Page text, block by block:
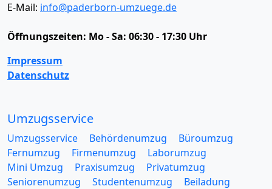
E-Mail: info@paderborn-umzuege.de
Öffnungszeiten: Mo - Sa: 06:30 - 17:30 Uhr
Impressum
Datenschutz
Umzugsservice
Umzugsservice Behördenumzug
Büroumzug
Fernumzug
Firmenumzug
Laborumzug
Mini Umzug
Praxisumzug
Privatumzug
Seniorenumzug
Studentenumzug
Beiladung